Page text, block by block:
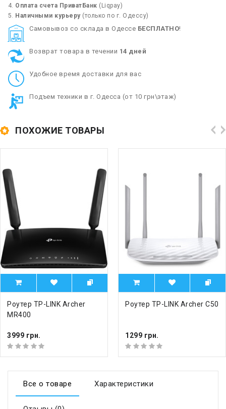
Оплата счета ПриватБанк (Liqpay)
Наличными курьеру(только по г. Одессу)
Cамовывоз со склада в Одессе БЕСПЛАТНО!
Возврат товара в течении 14 дней
Удобное время доставки для вас
Подъем техники в г. Одесса (от 10 грн\этаж)
ПОХОЖИЕ ТОВАРЫ
Роутер TP-LINK Archer
MR400
3999 грн.
Роутер TP-LINK Archer C50
1299 грн.
Все о товаре Характеристики